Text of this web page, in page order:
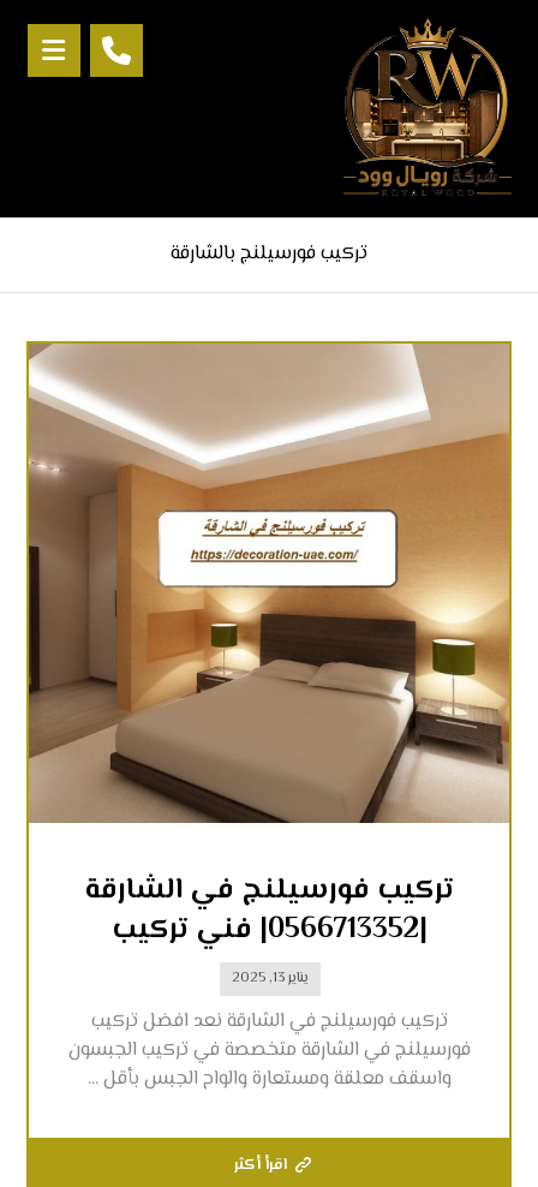
تركيب فورسيلنج بالشارقة
تركيب فورسيلنج في الشارقة
|0566713352| فني تركيب
يناير 13, 2025
تركيب فورسيلنج في الشارقة نعد افضل تركيب
فورسيلنج في الشارقة متخصصة في تركيب الجبسون
واسقف معلقة ومستعارة والواح الجبس بأقل ...
اقرأ أكثر